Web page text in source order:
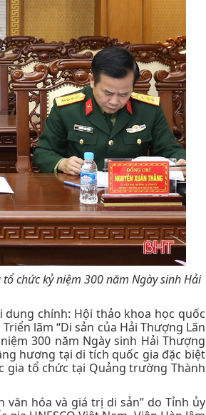
chức kỷ niệm 300 năm Ngày sinh Hải
dung chính: Hội thảo khoa học quốc
lãm “Di sản của Hải Thượng Lãn
300 năm Ngày sinh Hải Thượng
hương tại di tích quốc gia đặc biệt
gia tổ chức tại Quảng trường Thành
văn hóa và giá trị di sản” do Tỉnh ủy